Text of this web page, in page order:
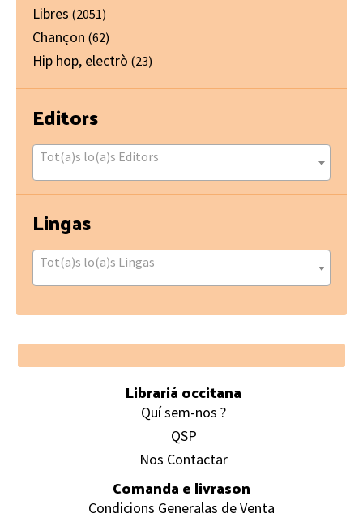
Libres (2051)
Chançon (62)
Hip hop, electrò (23)
Editors
Tot(a)s lo(a)s Editors
Lingas
Tot(a)s lo(a)s Lingas
Footer
Librariá occitana
Quí sem-nos ?
QSP
Nos Contactar
Comanda e livrason
Condicions Generalas de Venta